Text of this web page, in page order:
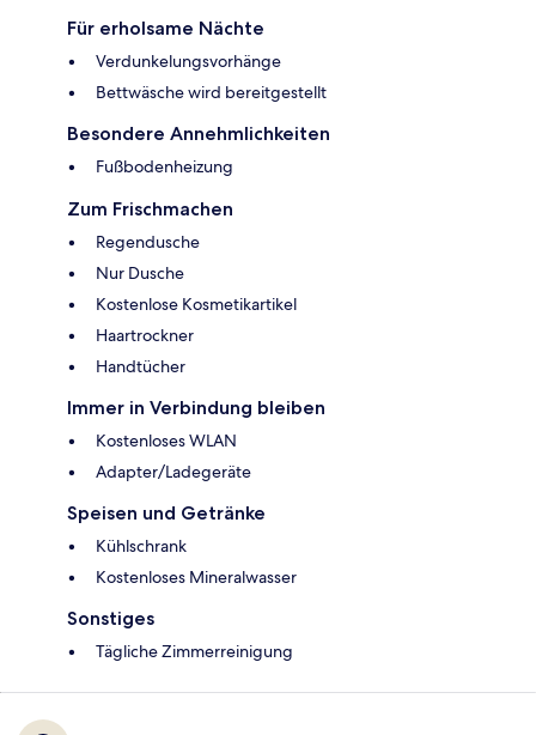
Für erholsame Nächte
Verdunkelungsvorhänge
Bettwäsche wird bereitgestellt
Besondere Annehmlichkeiten
Fußbodenheizung
Zum Frischmachen
Regendusche
Nur Dusche
Kostenlose Kosmetikartikel
Haartrockner
Handtücher
Immer in Verbindung bleiben
Kostenloses WLAN
Adapter/Ladegeräte
Speisen und Getränke
Kühlschrank
Kostenloses Mineralwasser
Sonstiges
Tägliche Zimmerreinigung